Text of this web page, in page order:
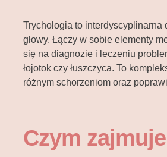
Trychologia to interdyscyplinarna
głowy. Łączy w sobie elementy
się na diagnozie i leczeniu
łojotok czy łuszczyca. To
różnym schorzeniom oraz
Czym